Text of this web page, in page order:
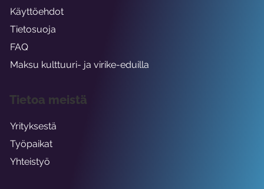
Käyttöehdot
Tietosuoja
FAQ
Maksu kulttuuri- ja virike-eduilla
Tietoa meistä
Yrityksestä
Työpaikat
Yhteistyö